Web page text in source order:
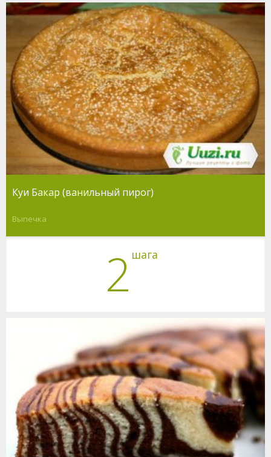
Куи Бакар (ванильный пирог)
Выпечка
2 шага